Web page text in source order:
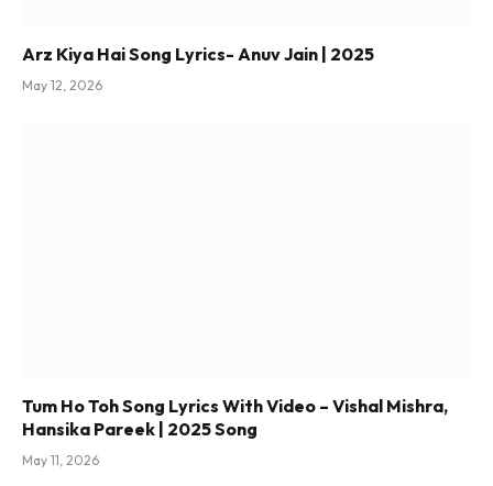
Arz Kiya Hai Song Lyrics- Anuv Jain | 2025
May 12, 2026
Tum Ho Toh Song Lyrics With Video – Vishal Mishra,
Hansika Pareek | 2025 Song
May 11, 2026